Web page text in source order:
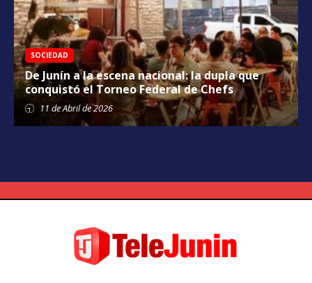
SOCIEDAD
De Junín a la escena nacional: la dupla que
conquistó el Torneo Federal de Chefs
11 deAbrilde 2026